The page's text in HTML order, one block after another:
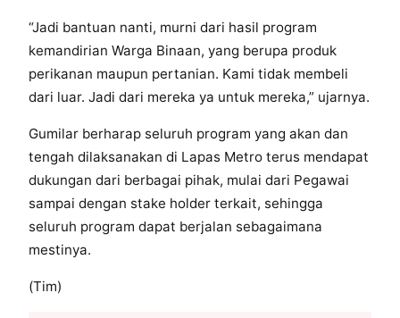
“Jadi bantuan nanti, murni dari hasil program
kemandirian Warga Binaan, yang berupa produk
perikanan maupun pertanian. Kami tidak membeli
dari luar. Jadi dari mereka ya untuk mereka,” ujarnya.
Gumilar berharap seluruh program yang akan dan
tengah dilaksanakan di Lapas Metro terus mendapat
dukungan dari berbagai pihak, mulai dari Pegawai
sampai dengan stake holder terkait, sehingga
seluruh program dapat berjalan sebagaimana
mestinya.
(Tim)